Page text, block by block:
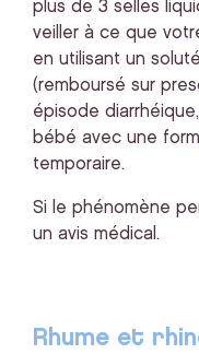
plus de 3 selles
veiller à ce que
en utilisant un
(remboursé sur
épisode
bébé avec une
temporaire.
Si le phénomène
un avis médical.
Rhume et